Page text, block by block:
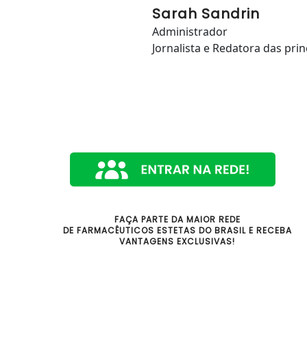
Sarah Sandrin
Administrador
Jornalista e Redatora das
FAÇA PARTE DA MAIOR REDE
DE FARMACÊUTICOS ESTETAS DO BRASIL E RECEBA
VANTAGENS EXCLUSIVAS!